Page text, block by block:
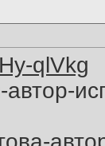
qlVkg